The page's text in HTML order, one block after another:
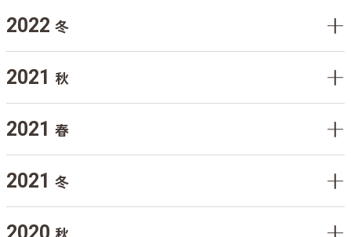
2022 冬
2021 秋
2021 春
2021 冬